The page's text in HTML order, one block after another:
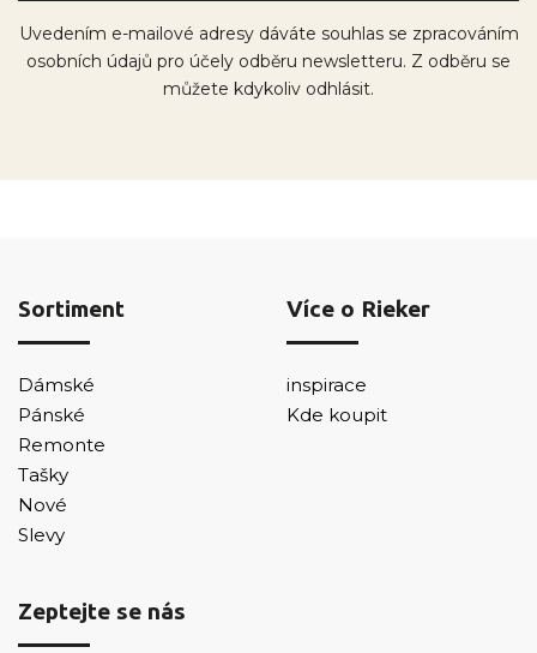
Uvedením e-mailové adresy dáváte souhlas se zpracováním
osobních údajů pro účely odběru newsletteru. Z odběru se
můžete kdykoliv odhlásit.
Sortiment
Dámské
Pánské
Remonte
Tašky
Nové
Slevy
Více o Rieker
inspirace
Kde koupit
Zeptejte se nás